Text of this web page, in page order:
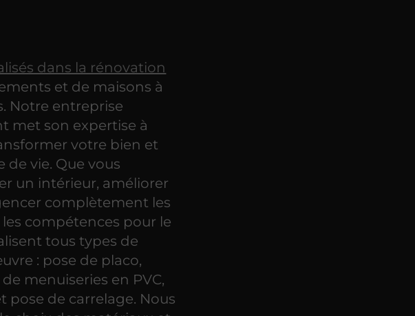
dans la rénovation
et de maisons à
Notre entreprise
met son expertise à
votre bien et
de vie. Que vous
un intérieur, améliorer
complètement les
compétences pour le
tous types de
: pose de placo,
menuiseries en PVC,
pose de carrelage. Nous